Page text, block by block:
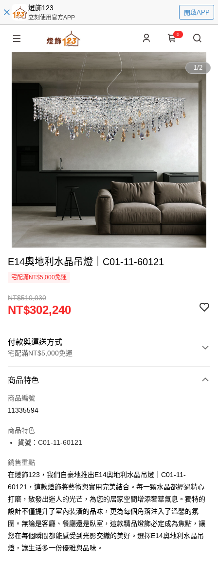
燈飾123
立刻使用官方APP
開啟APP
0
1/2
E14奧地利水晶吊燈｜C01-11-60121
宅配滿NT$5,000免運
NT$510,030
NT$302,240
付款與運送方式
宅配滿NT$5,000免運
信用卡一次付款
LINE Pay
街口支付
悠遊付
Google Pay
全盈+PAY
AFTEE先享後付
相關說明
【關於「AFTEE先享後付」】
AFTEE先享後付是「在收到商品之後才付款」的支付方式。 讓您購物簡單
便利好安心！
商品特色
商品編號
11335594
商品特色
貨號：C01-11-60121
銷售重點
在燈飾123，我們自豪地推出E14奧地利水晶吊燈｜C01-11-
60121，這款燈飾將藝術與實用完美結合。每一顆水晶都經過精心
打磨，散發出迷人的光芒，為您的居家空間增添奢華氣息。獨特的
設計不僅提升了室內裝潢的品味，更為每個角落注入了溫馨的氛
圍。無論是客廳、餐廳還是臥室，這款精品燈飾必定成為焦點，讓
您在每個瞬間都能感受到光影交織的美好。選擇E14奧地利水晶吊
燈，讓生活多一份優雅與品味。